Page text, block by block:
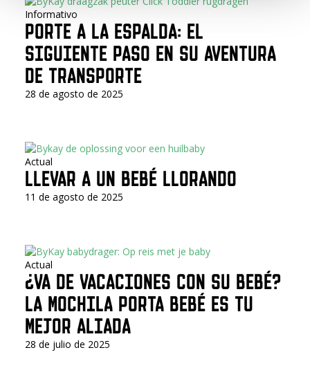
Informativo
PORTE A LA ESPALDA: EL
SIGUIENTE PASO EN SU AVENTURA
DE TRANSPORTE
28 de agosto de 2025
Actual
LLEVAR A UN BEBÉ LLORANDO
11 de agosto de 2025
Actual
¿VA DE VACACIONES CON SU BEBÉ?
LA MOCHILA PORTA BEBÉ ES TU
MEJOR ALIADA
28 de julio de 2025